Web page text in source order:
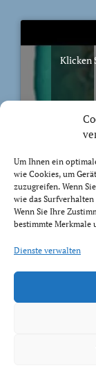
Um Ihnen ein
wie Cookies, um
zuzugreifen. Wenn
wie das
Wenn Sie Ihre
bestimmte Merkmale
Dienste verwalten
Klicken
BIBELVERS
von mir
mich behüten.